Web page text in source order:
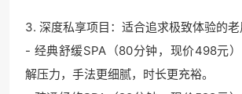
3. 深度私享项目：适合追求极致体验的老
- 经典舒缓SPA（80分钟，现价498元
解压力，手法更细腻，时长更充裕。